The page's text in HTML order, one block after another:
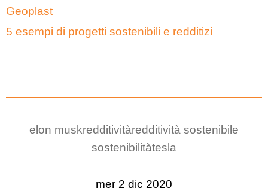
Geoplast
5 esempi di progetti sostenibili e redditizi
elon muskredditivitàredditività sostenibile
sostenibilitàtesla
mer 2 dic 2020